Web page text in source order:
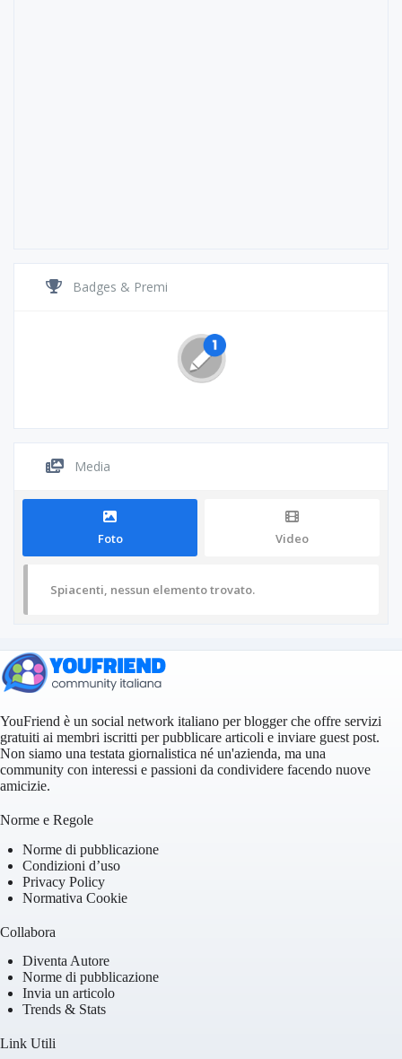
Badges & Premi
Media
Foto Video
Spiacenti, nessun elemento trovato.
YouFriend è un social network italiano per blogger che offre servizi
gratuiti ai membri iscritti per pubblicare articoli e inviare guest post.
Non siamo una testata giornalistica né un'azienda, ma una
community con interessi e passioni da condividere facendo nuove
amicizie.
Norme e Regole
Norme di pubblicazione
Condizioni d’uso
Privacy Policy
Normativa Cookie
Collabora
Diventa Autore
Norme di pubblicazione
Invia un articolo
Trends & Stats
Link Utili